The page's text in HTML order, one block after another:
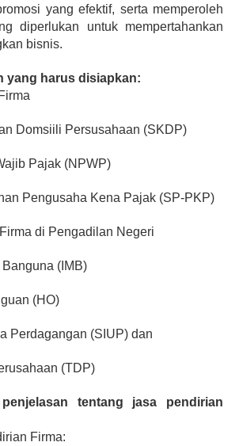
yang efektif, serta memperoleh
diperlukan untuk mempertahankan
bisnis.
yang harus disiapkan:
Domsiili Persusahaan (SKDP)
Pajak (NPWP)
Pengusaha Kena Pajak (SP-PKP)
di Pengadilan Negeri
(IMB)
(HO)
Perdagangan (SIUP) dan
(TDP)
tentang jasa pendirian
Firma: